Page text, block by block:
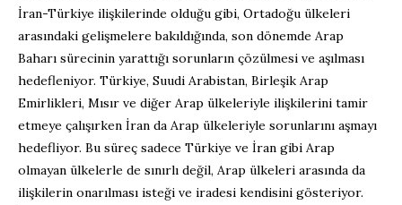
İran-Türkiye ilişkilerinde olduğu gibi, Ortadoğu ülkeleri
arasındaki gelişmelere bakıldığında, son dönemde Arap
Baharı sürecinin yarattığı sorunların çözülmesi ve aşılması
hedefleniyor. Türkiye, Suudi Arabistan, Birleşik Arap
Emirlikleri, Mısır ve diğer Arap ülkeleriyle ilişkilerini tamir
etmeye çalışırken İran da Arap ülkeleriyle sorunlarını aşmayı
hedefliyor. Bu süreç sadece Türkiye ve İran gibi Arap
olmayan ülkelerle de sınırlı değil, Arap ülkeleri arasında da
ilişkilerin onarılması isteği ve iradesi kendisini gösteriyor.